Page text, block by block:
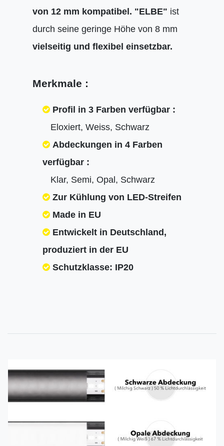
von 12 mm kompatibel. "ELBE" ist
durch seine geringe Höhe von 8 mm
vielseitig und flexibel einsetzbar.
Merkmale :
Profil in 3 Farben verfügbar :
Eloxiert, Weiss, Schwarz
Abdeckungen in 4 Farben
verfügbar :
Klar, Semi, Opal, Schwarz
Zur Kühlung von LED-Streifen
Made in EU
Entwickelt in Deutschland,
produziert in der EU
Schutzklasse: IP20